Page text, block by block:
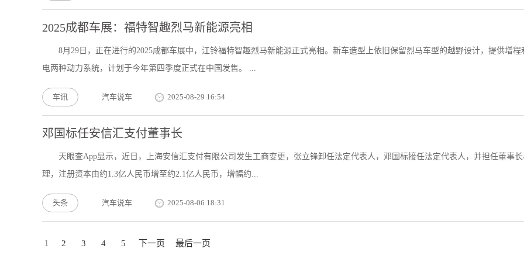
2025成都车展：福特智趣烈马新能源亮相
8月29日，正在进行的2025成都车展中，江铃福特智趣烈马新能源正式亮相。新车造型上依旧保留烈马车型的越野设计，提供增程
电两种动力系统，计划于今年第四季度正式在中国发售。 ...
车讯 汽车说车 2025-08-29 16:54
邓国标任安信汇支付董事长
天眼查App显示，近日，上海安信汇支付有限公司发生工商变更，张立锋卸任法定代表人，邓国标接任法定代表人，并担任董事
理，注册资本由约1.3亿人民币增至约2.1亿人民币，增幅约...
头条 汽车说车 2025-08-06 18:31
1 2 3 4 5 下一页 最后一页